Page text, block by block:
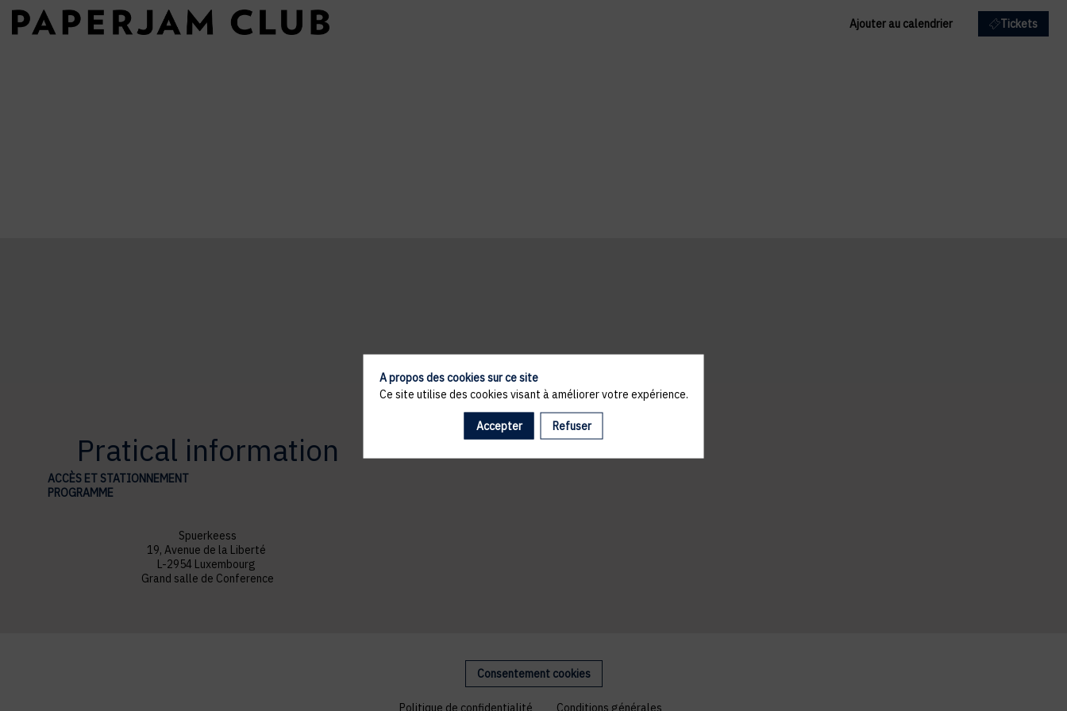
Ajouter au calendrier Tickets
Pratical information
ACCÈS ET STATIONNEMENT
PROGRAMME
Spuerkeess
19, Avenue de la Liberté
L-2954 Luxembourg
Grand salle de Conference
Consentement cookies
Politique de confidentialité Conditions générales
A propos des cookies sur ce site
Ce site utilise des cookies visant à améliorer votre expérience.
Accepter Refuser